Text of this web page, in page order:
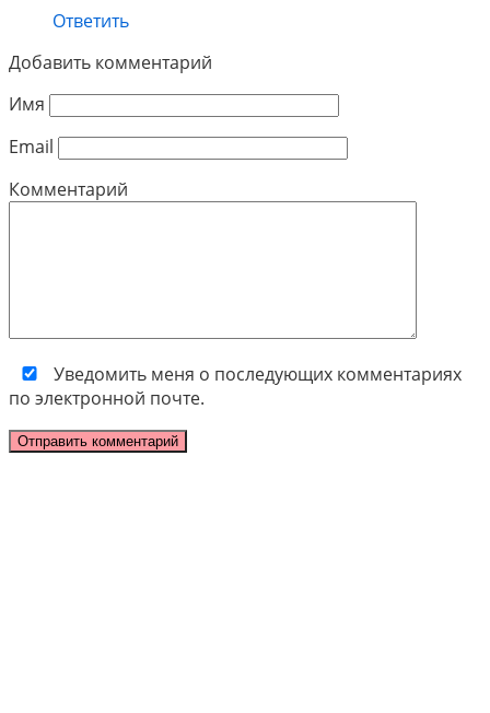
Ответить
Добавить комментарий
Имя
Email
Комментарий
Уведомить меня о последующих комментариях
по электронной почте.